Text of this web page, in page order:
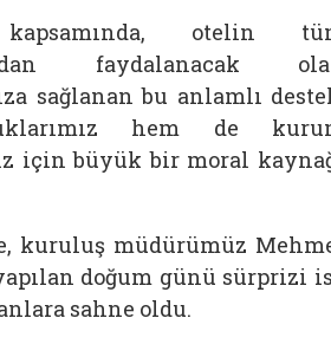
otelin
faydalanacak
sağlanan bu anlamlı
hem de
için büyük bir moral
kuruluş müdürümüz
doğum günü sürprizi
sahne oldu.